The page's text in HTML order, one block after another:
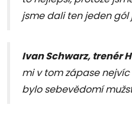
jsme dali ten jeden gól
Ivan Schwarz, trenér
mi v tom zápase
bylo sebevědomí